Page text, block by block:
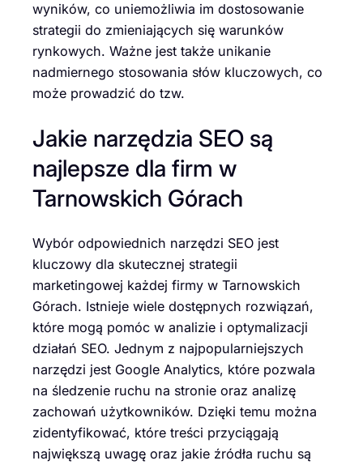
wyników, co uniemożliwia im dostosowanie
strategii do zmieniających się warunków
rynkowych. Ważne jest także unikanie
nadmiernego stosowania słów kluczowych, co
może prowadzić do tzw.
Jakie narzędzia SEO są
najlepsze dla firm w
Tarnowskich Górach
Wybór odpowiednich narzędzi SEO jest
kluczowy dla skutecznej strategii
marketingowej każdej firmy w Tarnowskich
Górach. Istnieje wiele dostępnych rozwiązań,
które mogą pomóc w analizie i optymalizacji
działań SEO. Jednym z najpopularniejszych
narzędzi jest Google Analytics, które pozwala
na śledzenie ruchu na stronie oraz analizę
zachowań użytkowników. Dzięki temu można
zidentyfikować, które treści przyciągają
największą uwagę oraz jakie źródła ruchu są